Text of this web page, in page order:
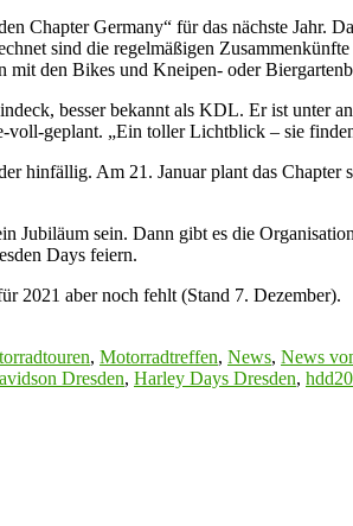
Chapter Germany“ für das nächste Jahr.
sind die regelmäßigen
den Bikes und Kneipen- oder
besser bekannt als KDL. Er ist unter
geplant. „Ein toller Lichtblick – sie
hinfällig. Am 21. Januar plant das Chapter
Jubiläum sein. Dann gibt es die
Days feiern.
2021 aber noch fehlt (Stand 7. Dezember).
, Motorradtreffen, News, News
Dresden, Harley Days Dresden,